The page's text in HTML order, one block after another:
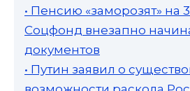
• Пенсию «заморозят» на
Соцфонд внезапно
документов
• Путин заявил о